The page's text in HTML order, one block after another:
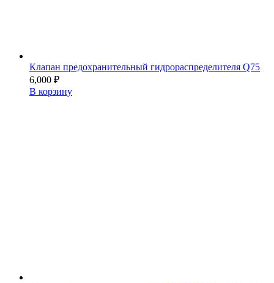
Клапан предохранительный гидрораспределителя Q75
6,000 ₽
В корзину